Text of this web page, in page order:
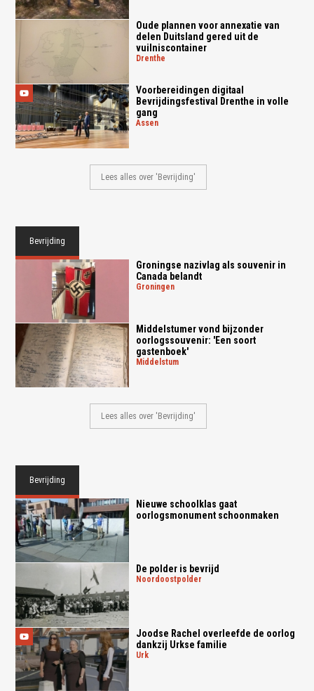
Oude plannen voor annexatie van
delen Duitsland gered uit de
vuilniscontainer
drenthe
Voorbereidingen digitaal
Bevrijdingsfestival Drenthe in volle
gang
assen
Lees alles over 'Bevrijding'
Bevrijding
Groningse nazivlag als souvenir in
Canada belandt
groningen
Middelstumer vond bijzonder
oorlogssouvenir: 'Een soort
gastenboek'
middelstum
Lees alles over 'Bevrijding'
Bevrijding
Nieuwe schoolklas gaat
oorlogsmonument schoonmaken
De polder is bevrijd
noordoostpolder
Joodse Rachel overleefde de oorlog
dankzij Urkse familie
urk